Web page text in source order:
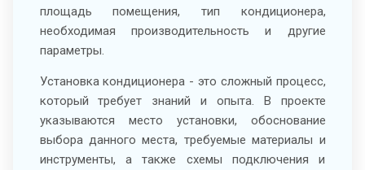
площадь помещения, тип кондиционера,
необходимая производительность и другие
параметры.
Установка кондиционера - это сложный процесс,
который требует знаний и опыта. В проекте
указываются место установки, обоснование
выбора данного места, требуемые материалы и
инструменты, а также схемы подключения и